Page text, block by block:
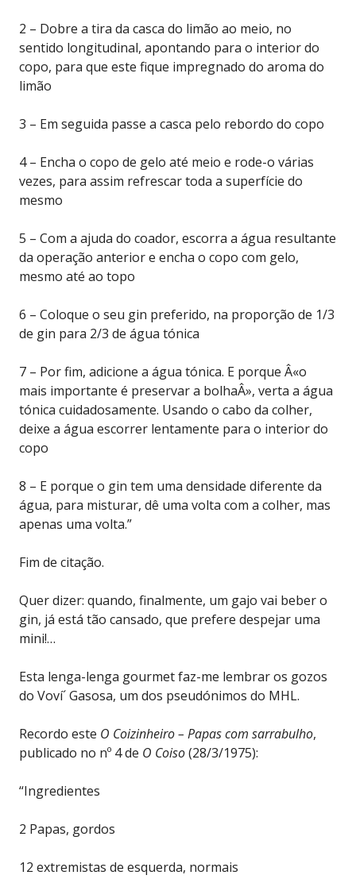
2 – Dobre a tira da casca do limão ao meio, no
sentido longitudinal, apontando para o interior do
copo, para que este fique impregnado do aroma do
limão
3 – Em seguida passe a casca pelo rebordo do copo
4 – Encha o copo de gelo até meio e rode-o várias
vezes, para assim refrescar toda a superfície do
mesmo
5 – Com a ajuda do coador, escorra a água resultante
da operação anterior e encha o copo com gelo,
mesmo até ao topo
6 – Coloque o seu gin preferido, na proporção de 1/3
de gin para 2/3 de água tónica
7 – Por fim, adicione a água tónica. E porque Â«o
mais importante é preservar a bolhaÂ», verta a água
tónica cuidadosamente. Usando o cabo da colher,
deixe a água escorrer lentamente para o interior do
copo
8 – E porque o gin tem uma densidade diferente da
água, para misturar, dê uma volta com a colher, mas
apenas uma volta.”
Fim de citação.
Quer dizer: quando, finalmente, um gajo vai beber o
gin, já está tão cansado, que prefere despejar uma
mini!…
Esta lenga-lenga gourmet faz-me lembrar os gozos
do Voví´ Gasosa, um dos pseudónimos do MHL.
Recordo este O Coizinheiro – Papas com sarrabulho,
publicado no nº 4 de O Coiso(28/3/1975):
“Ingredientes
2 Papas, gordos
12 extremistas de esquerda, normais